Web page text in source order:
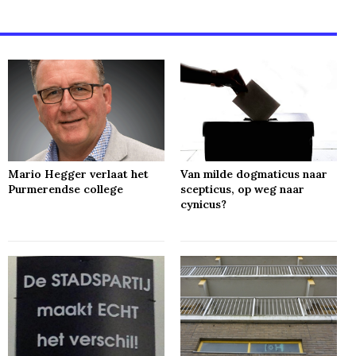
Mario Hegger verlaat het
Purmerendse college
Van milde dogmaticus naar
scepticus, op weg naar
cynicus?